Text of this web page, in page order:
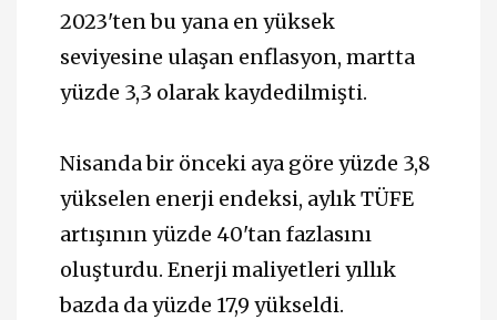
2023'ten bu yana en yüksek
seviyesine ulaşan enflasyon, martta
yüzde 3,3 olarak kaydedilmişti.
Nisanda bir önceki aya göre yüzde 3,8
yükselen enerji endeksi, aylık TÜFE
artışının yüzde 40'tan fazlasını
oluşturdu. Enerji maliyetleri yıllık
bazda da yüzde 17,9 yükseldi.